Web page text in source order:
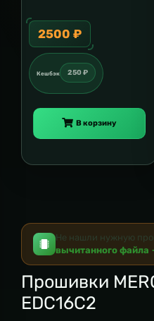
2500 ₽
Кешбэк 250 ₽
В корзину
Не нашли нужную
вычитанного файла
Прошивки
EDC16C2